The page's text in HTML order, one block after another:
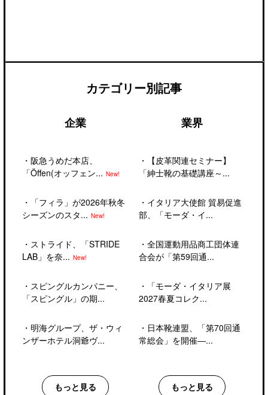
カテゴリー別記事
企業
・ 阪急うめだ本店、
「Öffen(オッフェン... New!
・
「フィラ」が2026年秋冬
シーズンのスタ... New!
・ ストライド、「STRIDE
LAB」を奈... New!
・ スピングルカンパニー、
「スピングル」の期...
・ 明海グループ、ザ・ウィ
ンザーホテル洞爺ヴ...
もっと見る
業界
・
【皮革関連セミナー】
「紳士靴の基礎講座～...
・ イタリア大使館 貿易促進
部、「モーダ・イ...
・ 全国運動用品商工団体連
合会が「第59回通...
・
「モーダ・イタリア展
2027春夏コレク...
・ 日本靴連盟、「第70回通
常総会」を開催―...
もっと見る